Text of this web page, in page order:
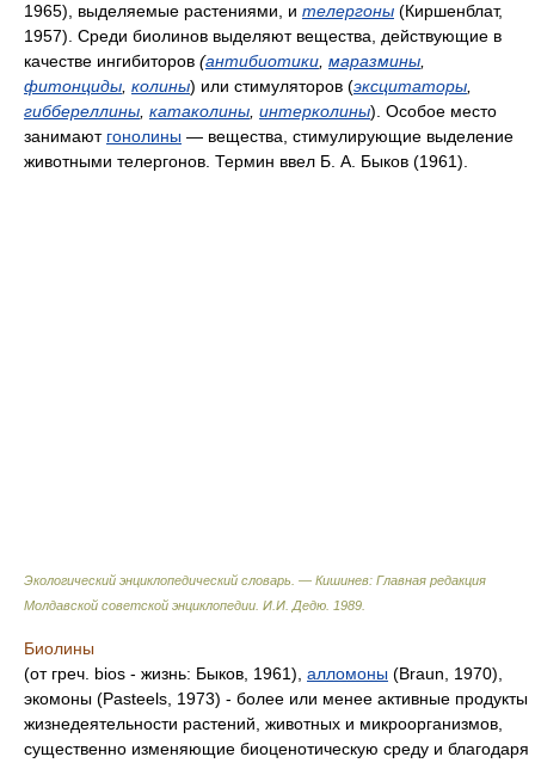
1965), выделяемые растениями, и телергоны (Киршенблат,
1957). Среди биолинов выделяют вещества, действующие в
качестве ингибиторов (антибиотики маразмины
фитонциды колины) или стимуляторов (эксцитаторы
гиббереллины катаколины интерколины). Особое место
занимают гонолины — вещества, стимулирующие выделение
животными телергонов. Термин ввел Б. А. Быков (1961).
Экологический энциклопедический словарь. — Кишинев: Главная редакция
Молдавской советской энциклопедии И.И. Дедю 1989
Биолины
(от греч. bios - жизнь: Быков, 1961), алломоны (Вrаun, 1970),
экомоны (Pasteels, 1973) - более или менее активные продукты
жизнедеятельности растений, животных и микроорганизмов,
существенно изменяющие биоценотическую среду и благодаря